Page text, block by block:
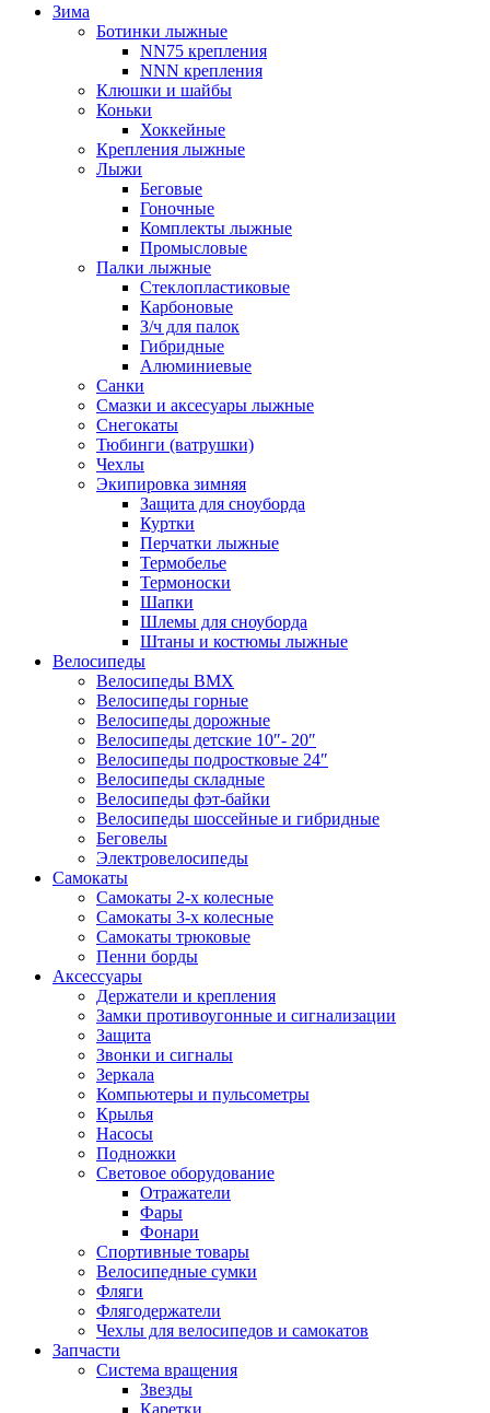
Зима
Ботинки лыжные
NN75 крепления
NNN крепления
Клюшки и шайбы
Коньки
Хоккейные
Крепления лыжные
Лыжи
Беговые
Гоночные
Комплекты лыжные
Промысловые
Палки лыжные
Стеклопластиковые
Карбоновые
З/ч для палок
Гибридные
Алюминиевые
Санки
Смазки и аксесуары лыжные
Снегокаты
Тюбинги (ватрушки)
Чехлы
Экипировка зимняя
Защита для сноуборда
Куртки
Перчатки лыжные
Термобелье
Термоноски
Шапки
Шлемы для сноуборда
Штаны и костюмы лыжные
Велосипеды
Велосипеды BMX
Велосипеды горные
Велосипеды дорожные
Велосипеды детские 10″- 20″
Велосипеды подростковые 24″
Велосипеды складные
Велосипеды фэт-байки
Велосипеды шоссейные и гибридные
Беговелы
Электровелосипеды
Самокаты
Самокаты 2-х колесные
Самокаты 3-х колесные
Самокаты трюковые
Пенни борды
Аксессуары
Держатели и крепления
Замки противоугонные и сигнализации
Защита
Звонки и сигналы
Зеркала
Компьютеры и пульсометры
Крылья
Насосы
Подножки
Световое оборудование
Отражатели
Фары
Фонари
Спортивные товары
Велосипедные сумки
Фляги
Флягодержатели
Чехлы для велосипедов и самокатов
Запчасти
Система вращения
Звезды
Каретки